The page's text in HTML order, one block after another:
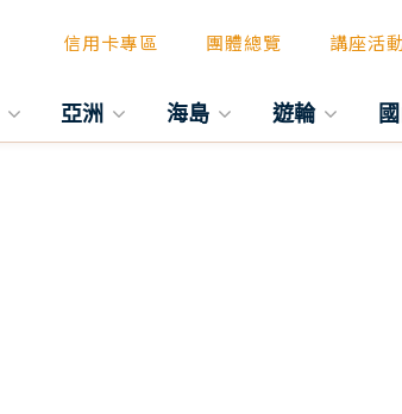
信用卡專區 團體總覽 講座活
亞洲 海島 遊輪